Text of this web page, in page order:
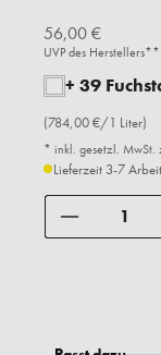
56,00 €
UVP des Herstellers**
+ 39
(784,00 €/1 Liter)
* inkl. gesetzl. MwSt.
Lieferzeit 3-7